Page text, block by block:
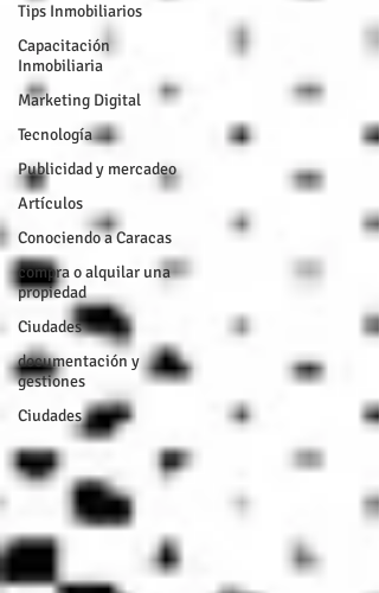
Tips Inmobiliarios
Capacitación
Inmobiliaria
Marketing Digital
Tecnología
Publicidad y mercadeo
Artículos
Conociendo a Caracas
compra o alquilar una
propiedad
Ciudades
documentación y
gestiones
Ciudades